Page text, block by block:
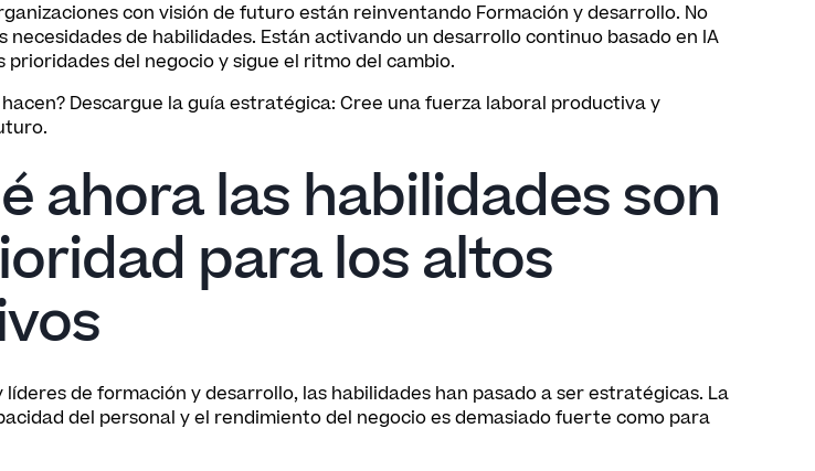
con visión de futuro están reinventando Formación y desarrollo. No
necesidades de habilidades. Están activando un desarrollo continuo basado en IA
prioridades del negocio y sigue el ritmo del cambio.
Descargue la guía estratégica: Cree una fuerza laboral productiva y
ahora las habilidades son
para los altos
líderes de formación y desarrollo, las habilidades han pasado a ser estratégicas. La
del personal y el rendimiento del negocio es demasiado fuerte como para